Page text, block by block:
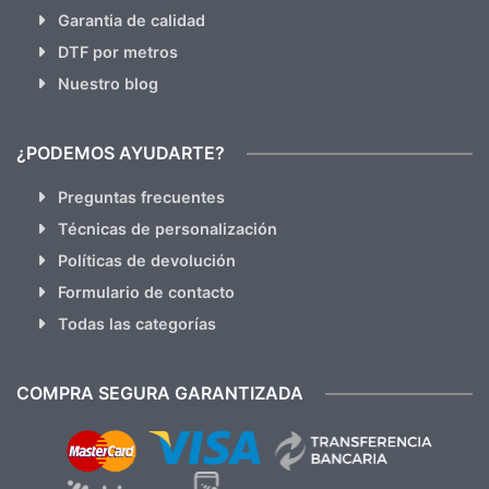
Garantia de calidad
DTF por metros
Nuestro blog
¿PODEMOS AYUDARTE?
Preguntas frecuentes
Técnicas de personalización
Políticas de devolución
Formulario de contacto
Todas las categorías
COMPRA SEGURA GARANTIZADA